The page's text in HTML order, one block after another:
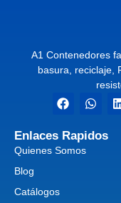
A1 Contenedores
basura, reciclaje,
Enlaces Rapidos
Quienes Somos
Blog
Catálogos